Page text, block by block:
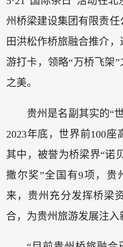
州桥梁建设集团有限责
田洪松作桥旅融合推介
游打卡，领略“万桥飞架
之美。
贵州是名副其实的“
2023年底，世界前100座
其中，被誉为桥梁界“诺
撒尔奖”全国有9项，贵
来，贵州充分发挥桥梁
合，为贵州旅游发展注入